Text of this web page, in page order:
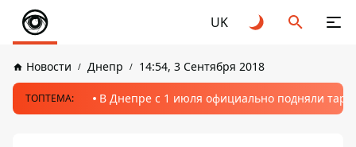
UK
Новости Днепр 14:54, 3 Сентября 2018
ТОПТЕМА: В Днепре с 1 июля официально подняли